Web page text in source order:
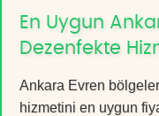
En Uygun
Dezenfekte
Ankara Evren
hizmetini en uygun